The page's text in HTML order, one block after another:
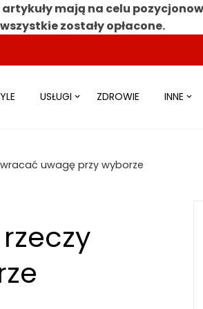
mają na celu
zostały opłacone.
USŁUGI ZDROWIE INNE
uwagę przy wyborze